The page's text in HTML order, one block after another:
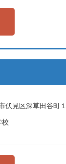
伏見区深草田谷町１
校